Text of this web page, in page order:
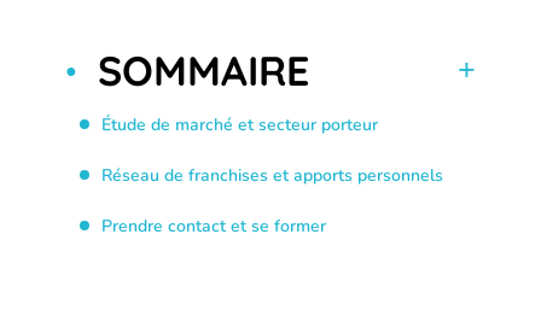
SOMMAIRE
Étude de marché et secteur porteur
Réseau de franchises et apports personnels
Prendre contact et se former